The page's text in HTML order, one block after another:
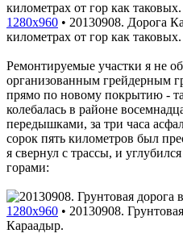
1280x960 • 20130908. Дорога
километрах от гор как таковых.
Ремонтируемые участки я не
организованным грейдерным
прямо по новому покрытию -
колебалась в районе
передышками, за три часа
сорок пять километров был
я свернул с трассы, и
горами:
1280x960 • 20130908.
Караадыр.